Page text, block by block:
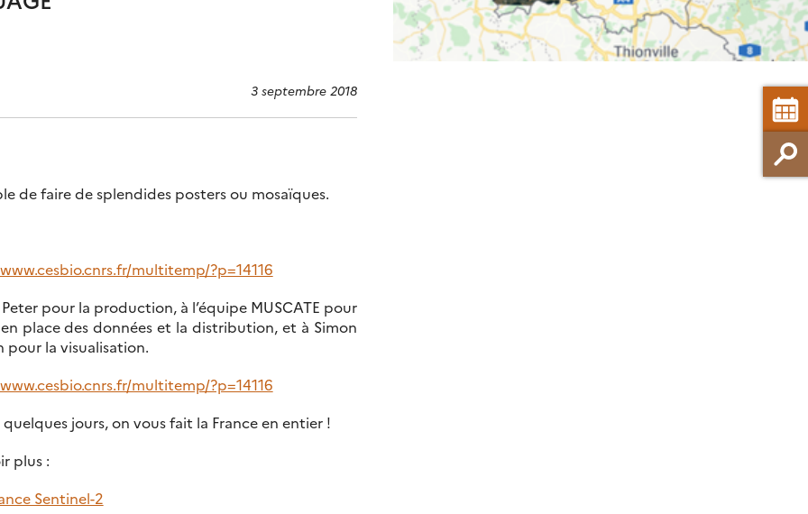
3 septembre 2018
de faire de splendides posters ou mosaïques.
multitemp/?p=14116
pour la production, à l’équipe MUSCATE pour
place des données et la distribution, et à Simon
pour la visualisation.
multitemp/?p=14116
quelques jours, on vous fait la France en entier !
plus :
Sentinel-2